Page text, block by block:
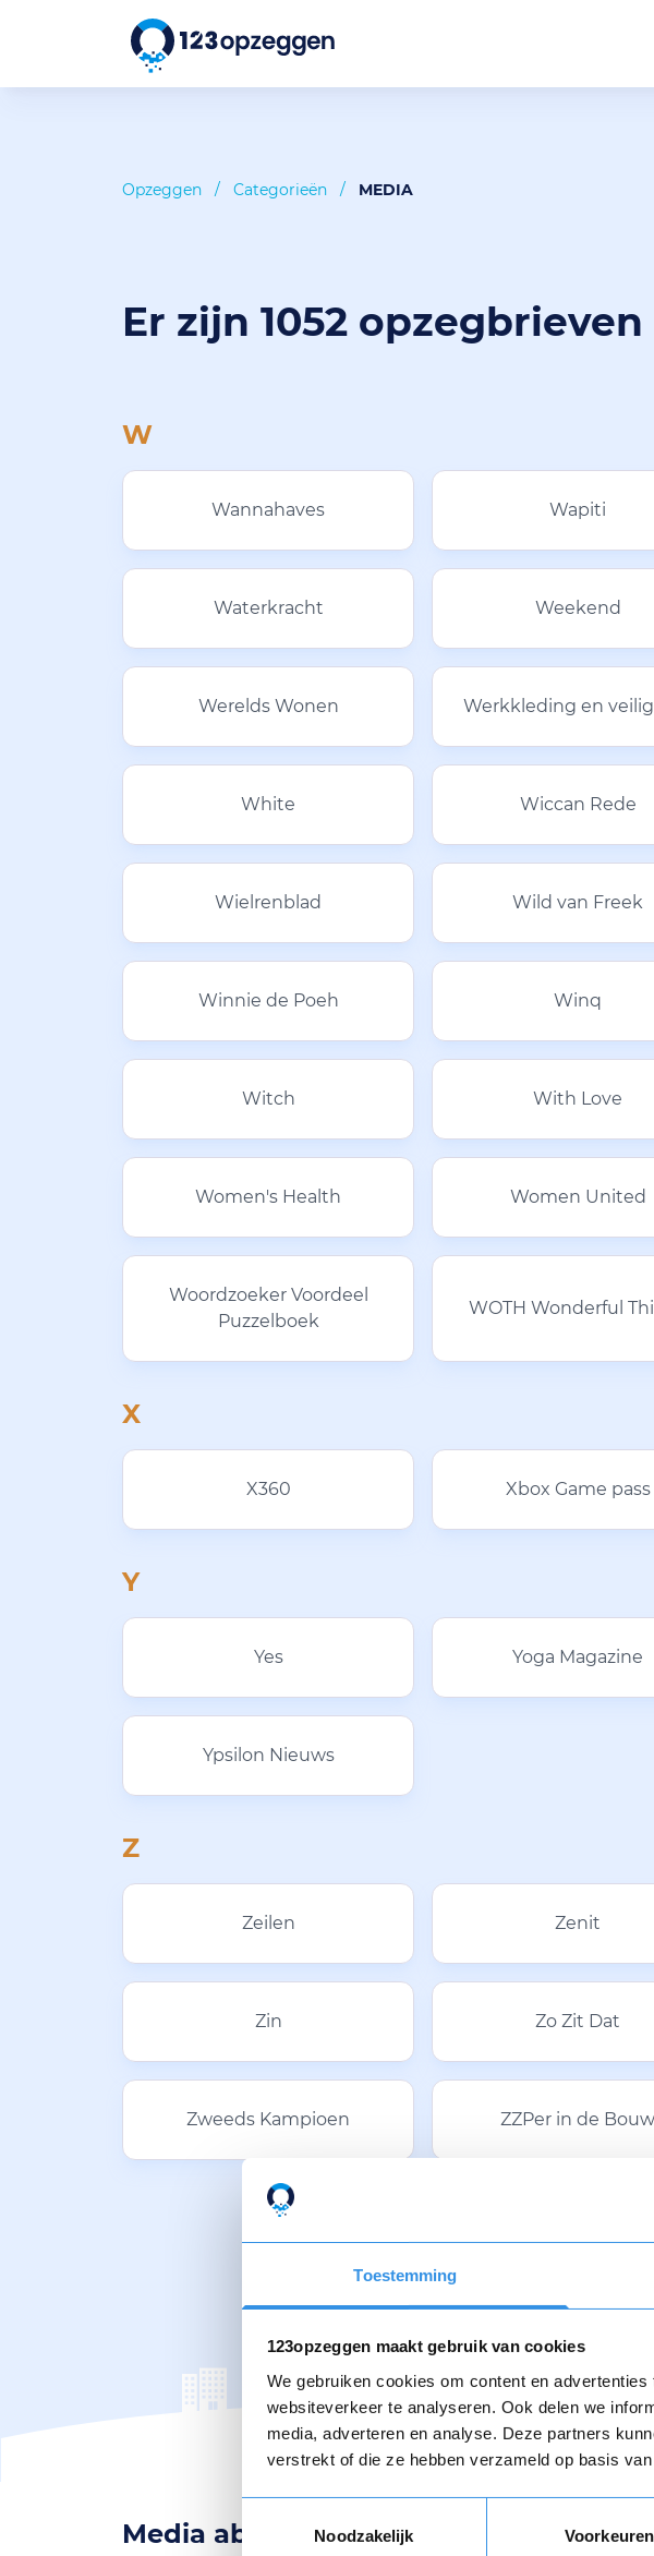
Toestemming
123opzeggen maakt gebruik van cookies
We gebruiken cookies om content en
websiteverkeer te analyseren. Ook delen we
media, adverteren en analyse. Deze partners
verstrekt of die ze hebben verzameld op basis
Noodzakelijk
Voorkeuren
Opzeggen / Categorieën / MEDIA
Er zijn 1052
W
Wannahaves Wapiti
Waterkracht Weekend
Werelds Wonen Werkkleding en
White Wiccan Rede
Wielrenblad Wild van Freek
Winnie de Poeh Winq
Witch With Love
Women's Health Women United
Woordzoeker Voordeel
Puzzelboek
WOTH Wonderful
X
X360 Xbox Game pass
Y
Yes Yoga Magazine
Ypsilon Nieuws
Z
Zeilen Zenit
Zin Zo Zit Dat
Zweeds Kampioen ZZPer in de Bouw
Media abonnement opzeggen